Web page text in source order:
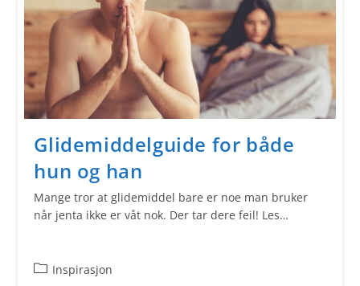
Glidemiddelguide for både
hun og han
Mange tror at glidemiddel bare er noe man bruker
når jenta ikke er våt nok. Der tar dere feil! Les…
Inspirasjon